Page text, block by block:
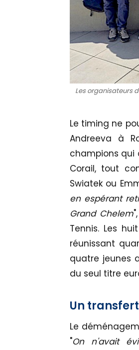
Les organisateurs
Le timing ne
Andreeva à
champions qui
Corail, tout
Swiatek ou
en espérant
Grand Chelem
Tennis. Les
réunissant
quatre jeunes
du seul titre
Un
Le
"On n'avait